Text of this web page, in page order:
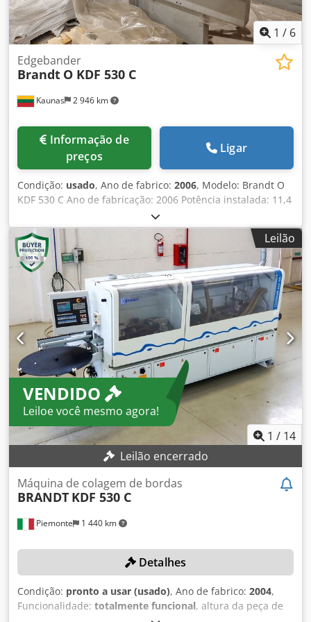
1 / 6
Kaunas 2 946 km
Edgebander
Brandt O KDF 530 C
preços
Ligar
Condição: usado, Ano de fabrico: 2006, Modelo: Brandt O
KDF 530 C Ano de fabricação: 2006 Potência instalada: 11,4
kW Velocidade de avanço: 11 m/min Espessura da peça: 8-
40 mm Espessura da borda: 0,4-6 mm Codpszkfu Sofx Ac
Ujrf Unidade de pré-fresagem: Sim Unidade de colagem:
Sim, EVA Unidade de corte de extremidades: Sim Unidade
de corte de acabamento: Sim Unidade de arredondamento
de cantos: Sim Aplicador de cola: Sim Unidade de
polimento: Sim
Leilão
VENDIDO
Leiloe você mesmo agora!
1 / 14
Leilão encerrado
Piemonte 1 440 km
Máquina de colagem de bordas
BRANDT KDF 530 C
Detalhes
Condição: pronto a usar (usado), Ano de fabrico: 2004,
Funcionalidade: totalmente funcional, altura da peça de